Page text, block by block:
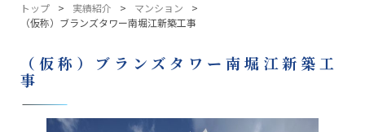
トップ 実績紹介
マンション
（仮称）ブランズタワー南堀江新築工事
（仮称）ブランズタワー南堀江新築工
事